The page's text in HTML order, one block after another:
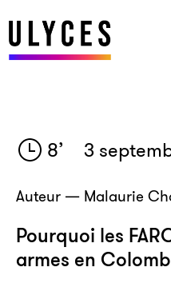
8’ 3
Auteur — Malaurie
Pourquoi les
armes en